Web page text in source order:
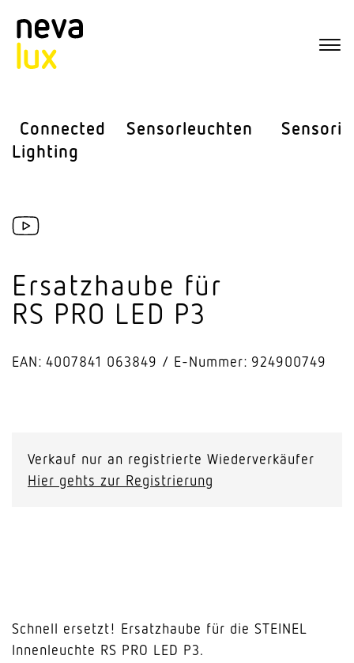
Connected
Lighting
Sensor­leuchten Sensorik
Ersatz­haube für
RS PRO LED P3
EAN: 4007841 063849 E-Nummer: 924900749
PRO
Verkauf nur an registrierte Wiederverkäufer
Hier gehts zur Registrierung
Schnell ersetzt! Ersatzhaube für die STEINEL
Innenleuchte RS PRO LED P3.